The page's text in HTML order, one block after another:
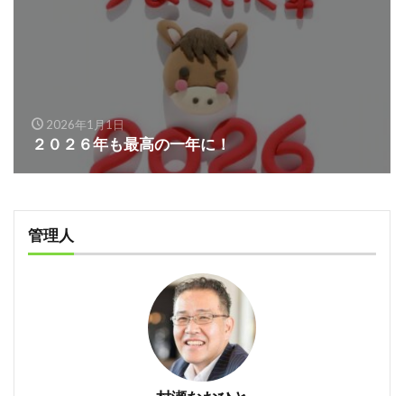
2026年1月1日
２０２６年も最高の一年に！
管理人